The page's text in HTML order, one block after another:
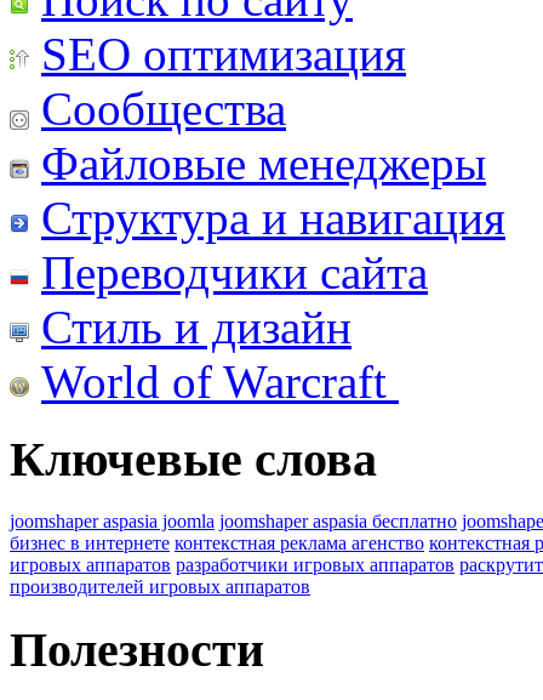
SEO оптимизация
Сообщества
Файловые менеджеры
Структура и навигация
Переводчики сайта
Стиль и дизайн
World of Warcraft
Ключевые слова
joomshaper aspasia joomla joomshaper aspasia бесплатно
бизнес в интернете контекстная реклама агенство контекстная
игровых аппаратов разработчики игровых аппаратов
производителей игровых аппаратов
Полезности